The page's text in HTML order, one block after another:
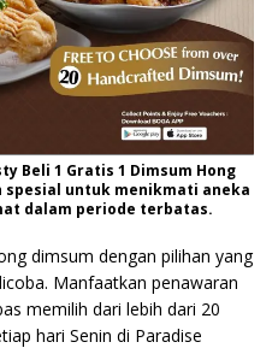
Beli 1 Gratis 1 Dimsum Hong
spesial untuk menikmati aneka
dalam periode terbatas.
dimsum dengan pilihan yang
Manfaatkan penawaran
memilih dari lebih dari 20
hari Senin di Paradise